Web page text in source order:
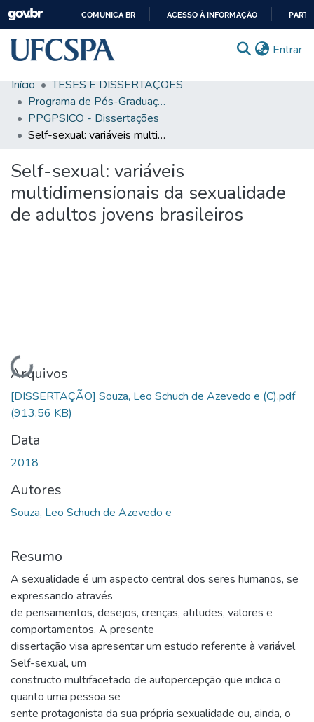
CONTEÚDO
COMUNICA BR ACESSO À INFORMAÇÃO
Entrar
Comunidades & Coleções
Busca Facetada
Autoarquivamento
Sobre o RI-UFCSPA
Início
TESES E DISSERTAÇÕES
Programa de Pós-Graduação em Psicologia e Saúde
PPGPSICO - Dissertações
Self-sexual: variáveis multidimensionais da sexualidade de adultos jovens brasileiros
Self-sexual: variáveis
multidimensionais da sexualidade
de adultos jovens brasileiros
Carregando...
Arquivos
[DISSERTAÇÃO] Souza, Leo Schuch de Azevedo e (C).pdf
(913.56 KB)
Data
2018
Autores
Souza, Leo Schuch de Azevedo e
Resumo
A sexualidade é um aspecto central dos seres humanos, se
expressando através
de pensamentos, desejos, crenças, atitudes, valores e
comportamentos. A presente
dissertação visa apresentar um estudo referente à variável
Self-sexual, um
constructo multifacetado de autopercepção que indica o
quanto uma pessoa se
sente protagonista da sua própria sexualidade ou, ainda, o